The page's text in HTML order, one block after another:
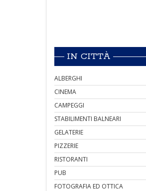
IN CITTÀ
ALBERGHI
CINEMA
CAMPEGGI
STABILIMENTI BALNEARI
GELATERIE
PIZZERIE
RISTORANTI
PUB
FOTOGRAFIA ED OTTICA